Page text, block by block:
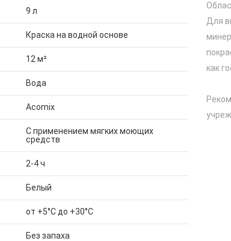
9 л
Краска на водной основе
12 м²
Вода
Acomix
С применением мягких моющих
средств
2-4 ч
Белый
от +5°С до +30°С
Без запаха
Для
как